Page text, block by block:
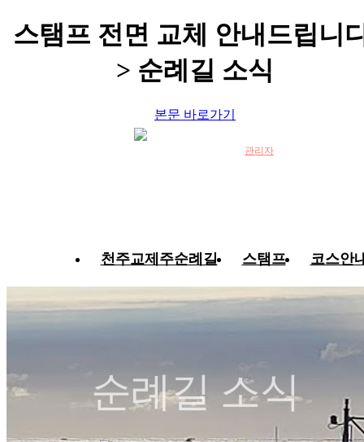
스탬프 전면 교체 안내드립니
> 순례길 소식
본문 바로가기
천주교제주순례길 스탬프 코스안
관리자
순례길 소식